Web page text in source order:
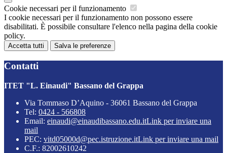
Cookie necessari per il funzionamento
I cookie necessari per il funzionamento non possono essere
disabilitati. È possibile consultare l'elenco nella pagina della cookie
policy.
Accetta tutti Salva le preferenze
Contatti
ITET "L. Einaudi" Bassano del Grappa
Via Tommaso D’Aquino - 36061 Bassano del Grappa
Tel: 0424 - 566808
Email: einaudi@einaudibassano.edu.itLink per inviare una
mail
PEC: vitd05000d@pec.istruzione.itLink per inviare una mail
C.F.: 82002610242